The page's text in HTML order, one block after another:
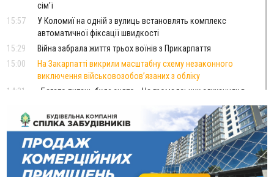
сім'ї
15:57
У Коломиї на одній з вулиць встановлять комплекс
автоматичної фіксації швидкості
15:29
Війна забрала життя трьох воїнів з Прикарпаття
15:00
На Закарпатті викрили масштабну схему незаконного
виключення військовозобов’язаних з обліку
14:31
«Багато питань буде знято». На громадських слуханнях в
Яремче обговорили, як вирішити питання джипінгу в
Карпатах
13:54
5 «тихих» хвороб, які виявляє профілактичне обстеження
13:30
ФОТО На Надрічній тривають останні приготування до
нового руху
12:57
У Франківську зафіксували найбільшу спеку за всю історію